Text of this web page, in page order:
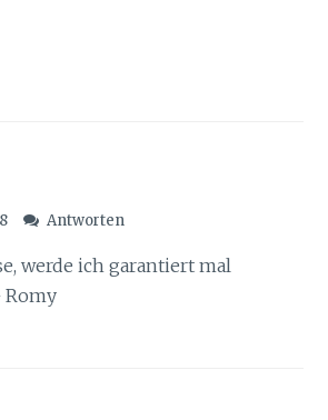
Antworten
werde ich garantiert mal
Romy